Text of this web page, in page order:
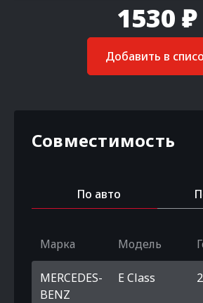
1530 ₽
Добавить в
Совместимость
По авто
Марка Модель
MERCEDES-
BENZ
E Class